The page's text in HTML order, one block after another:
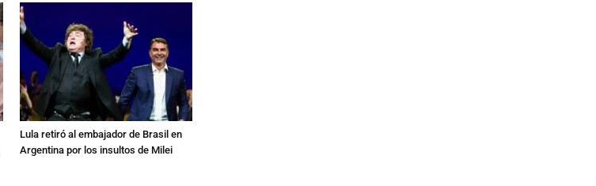
Lula retiró al embajador de Brasil en
Argentina por los insultos de Milei